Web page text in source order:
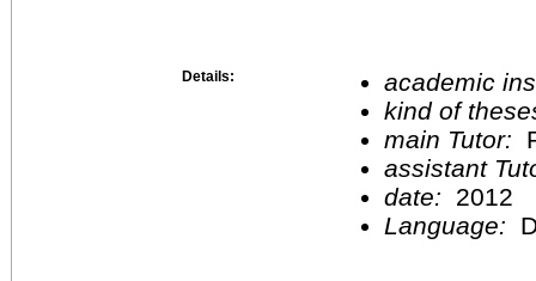
Details:
academic
kind of
main Tutor:
assistant
date:
2012
Language: